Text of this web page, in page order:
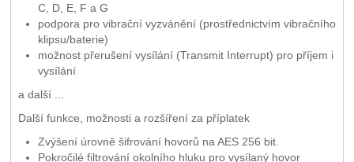
C, D, E, F a G
podpora pro vibrační vyzvánění (prostřednictvím vibračního
klipsu/baterie)
možnost přerušení vysílání (Transmit Interrupt) pro příjem i
vysílání
a další ...
Další funkce, možnosti a rozšíření za příplatek
Zvýšení úrovně šifrování hovorů na AES 256 bit.
Pokročilé filtrování okolního hluku pro vysílaný hovor